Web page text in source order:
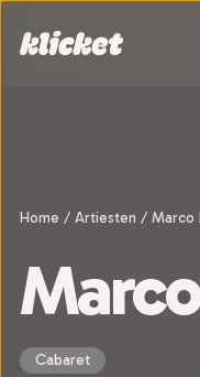
Home / Artiesten / Marco
Cabaret